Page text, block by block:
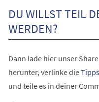
DU WILLST TEIL
WERDEN?
Dann lade hier unser
herunter, verlinke die
(Öffnet
und teile es in deiner